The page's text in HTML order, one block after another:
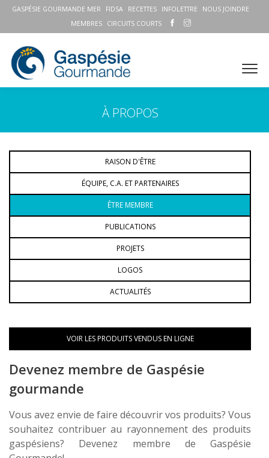
GASPÉSIE GOURMANDE MER FIDSA RECETTES INFOLETTRE
NOUS JOINDRE
MEMBRES
CIRCUITS COURTS
À PROPOS
RAISON D'ÊTRE
ÉQUIPE, C.A. ET PARTENAIRES
ÊTRE MEMBRE
PUBLICATIONS
PROJETS
LOGOS
ACTUALITÉS
VOIR LES PRODUITS VENDUS EN LIGNE
Devenez membre de Gaspésie
gourmande
Vous avez envie de faire découvrir vos produits? Vous
souhaitez contribuer au rayonnement des produits
gaspésiens? Devenez membre de Gaspésie